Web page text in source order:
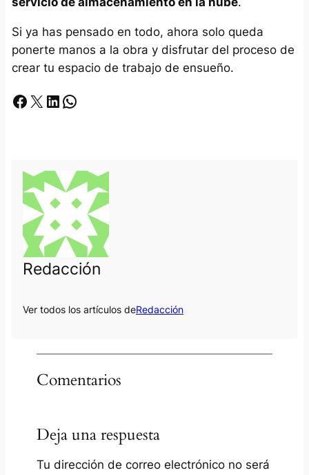
Si ya has pensado en todo, ahora solo queda
ponerte manos a la obra y disfrutar del proceso de
crear tu espacio de trabajo de ensueño.
Facebook X LinkedIn Whatsapp
Redacción
Ver todos los artículos deRedacción
Comentarios
Deja una respuesta
Tu dirección de correo electrónico no será